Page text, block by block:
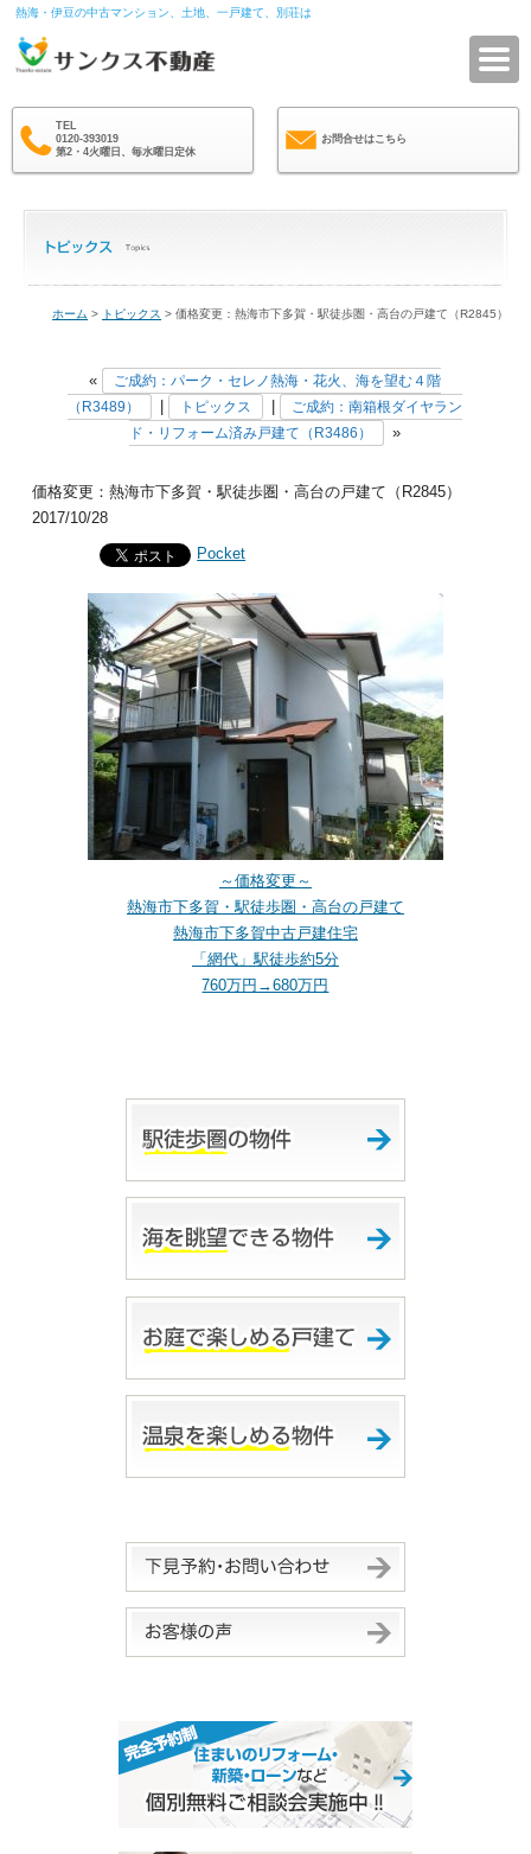
熱海・伊豆の中古マンション、土地、一戸建て、別荘は
TEL
0120-393019
第2・4火曜日、毎水曜日定休
お問合せはこちら
ホーム > トピックス > 価格変更：熱海市下多賀・駅徒歩圏・高台の戸建て（R2845）
«
ご成約：パーク・セレノ熱海・花火、海を望む４階
（R3489）
トピックス
ご成約：南箱根ダイヤラン
ド・リフォーム済み戸建て（R3486）
»
価格変更：熱海市下多賀・駅徒歩圏・高台の戸建て（R2845）
2017/10/28
Pocket
～価格変更～
熱海市下多賀・駅徒歩圏・高台の戸建て
熱海市下多賀中古戸建住宅
「網代」駅徒歩約5分
760万円→680万円